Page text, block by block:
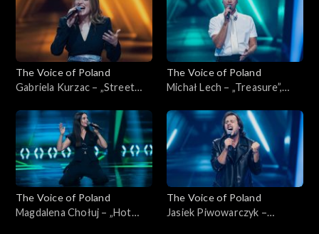
2025
2025
The Voice of Poland
Gabriela Kurzac – „Street
Nokaut, 1 listopada 2025
The Voice of Poland
Michał Lech – „Treasure”,
Nokaut, 1 listopada 2025
The Voice of Poland
Magdalena Chołuj – „Hot
The Voice of Poland
Jasiek Piwowarczyk –